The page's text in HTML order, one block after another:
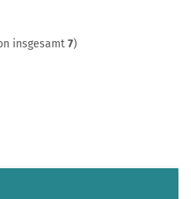
insgesamt 7)